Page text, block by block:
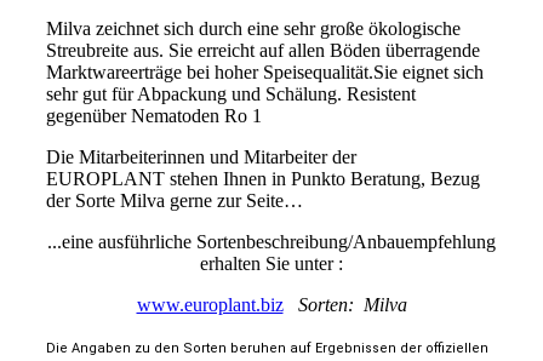
Milva zeichnet sich durch eine sehr große ökologische
Streubreite aus. Sie erreicht auf allen Böden überragende
Marktwareerträge bei hoher Speisequalität.Sie eignet sich
sehr gut für Abpackung und Schälung. Resistent
gegenüber Nematoden Ro 1
Die Mitarbeiterinnen und Mitarbeiter der
EUROPLANT stehen Ihnen in Punkto Beratung, Bezug
der Sorte Milva gerne zur Seite…
...eine ausführliche Sortenbeschreibung/Anbauempfehlung
erhalten Sie unter :
www.europlant.biz
Sorten: Milva
Die Angaben zu den Sorten beruhen auf Ergebnissen der offiziellen